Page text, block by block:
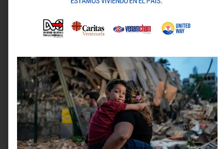
Nombre*
Correo electrónico*
Web